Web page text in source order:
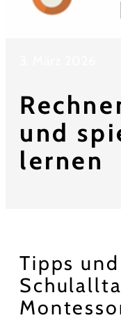
und
lernen
Tipps